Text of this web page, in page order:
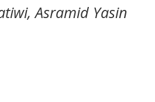
Asramid Yasin